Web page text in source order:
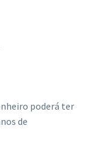
poderá ter
de